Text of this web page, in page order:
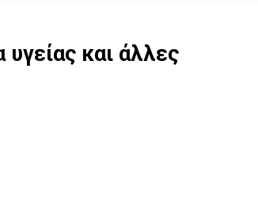
και άλλες